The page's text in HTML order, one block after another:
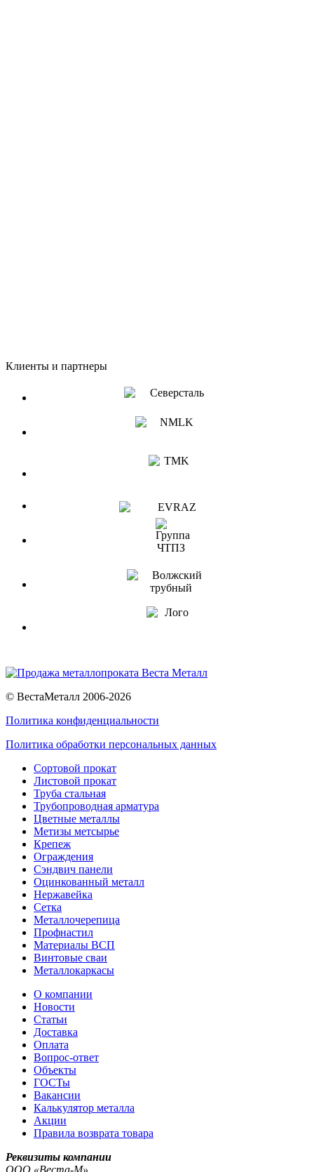
Клиенты и партнеры
© ВестаМеталл 2006-2026
Политика конфиденциальности
Политика обработки персональных данных
Сортовой прокат
Листовой прокат
Труба стальная
Трубопроводная арматура
Цветные металлы
Метизы метсырье
Крепеж
Ограждения
Сэндвич панели
Оцинкованный металл
Нержавейка
Сетка
Металлочерепица
Профнастил
Материалы ВСП
Винтовые сваи
Металлокаркасы
О компании
Новости
Статьи
Доставка
Оплата
Вопрос-ответ
Объекты
ГОСТы
Вакансии
Калькулятор металла
Акции
Правила возврата товара
Реквизиты компании